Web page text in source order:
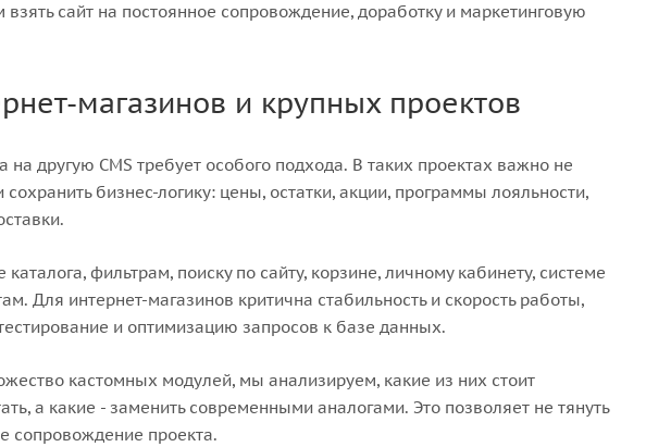
сайт на постоянное сопровождение, доработку и маркетинговую
магазинов и крупных проектов
другую CMS требует особого подхода. В таких проектах важно не
бизнес-логику: цены, остатки, акции, программы лояльности,
фильтрам, поиску по сайту, корзине, личному кабинету, системе
Для интернет-магазинов критична стабильность и скорость работы,
и оптимизацию запросов к базе данных.
кастомных модулей, мы анализируем, какие из них стоит
а какие - заменить современными аналогами. Это позволяет не тянуть
сопровождение проекта.